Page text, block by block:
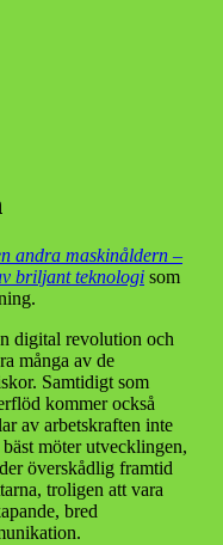
andra maskinåldern –
briljant teknologi som
digital revolution och
många av de
Samtidigt som
kommer också
av arbetskraften inte
möter utvecklingen,
överskådlig framtid
troligen att vara
bred